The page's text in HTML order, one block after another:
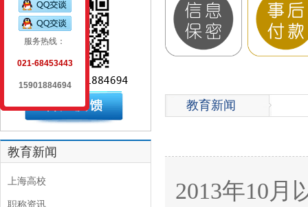
教育新闻
上海高校
职称资讯
教育新闻
2013年10月
服务热线：
021-68453443
15901884694